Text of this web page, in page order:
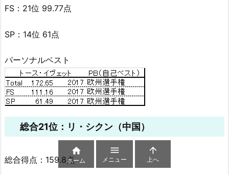
FS：21位 99.77点
SP：14位 61点
パーソナルベスト
総合21位：リ・シクン（中国）
総合得点：159.8点

ホーム

メニュー

上へ